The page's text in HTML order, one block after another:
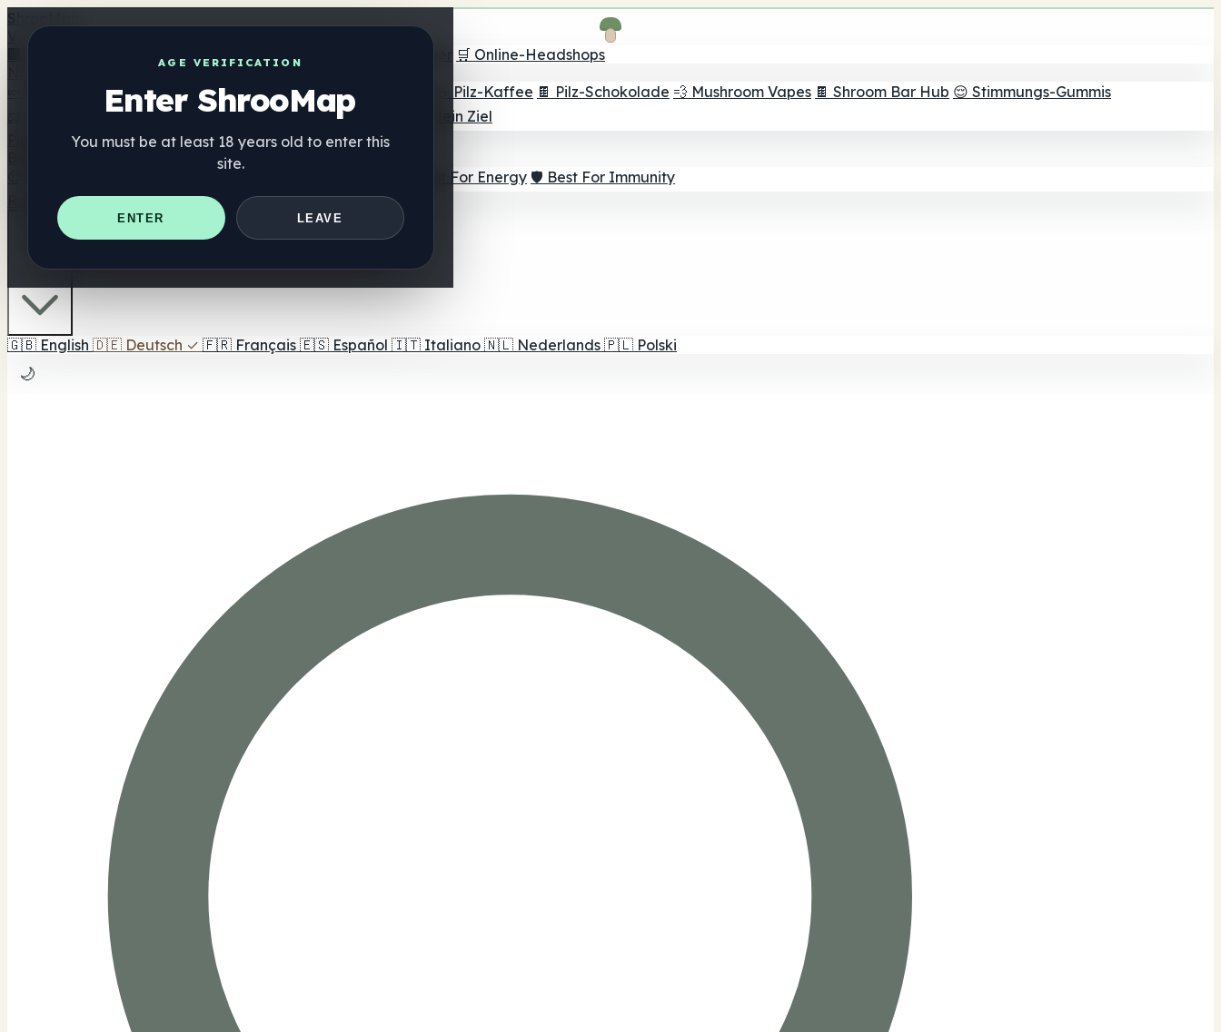
AGE VERIFICATION
Enter ShrooMap
You must be at least 18 years old to enter this
site.
ENTER LEAVE
Verzeichnis
📍 Headshop-Finder
🛒 Online-Headshops
🍬 Pilz-Gummis 💊 Pilz-Kapseln 💧 Pilz-Tinkturen 🫙 Pilz-Pulver ☕ Pilz-Kaffee 🍫 Pilz-Schokolade 💨 Mushroom Vapes 🍫 Shroom Bar Hub 😌 Stimmungs-Gummis
⚖️ Produkte vergleichen 💰 Angebote & Rabatte 🎯 Beste für dein Ziel
⚡ Best For Energy 🛡️ Best For Immunity
Ratgeber Quiz Blog In der Nähe
🇩🇪 DE
🇬🇧 English 🇩🇪 Deutsch ✓ 🇫🇷 Français 🇪🇸 Español 🇮🇹 Italiano 🇳🇱 Nederlands 🇵🇱 Polski
🌙